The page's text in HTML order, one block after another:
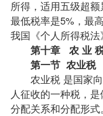
所得，适用五级超
最低税率是5%，最
我国《个人所得税法
第十章 农 业
第一节 农业税
农业税 是国家向
人征收的一种税，
分配关系和分配形式。